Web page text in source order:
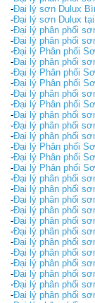
-Đại lý sơn Dulux
-Đại lý sơn Dulux tại
-Đại lý phân phối
-Đại lý phân phối
-Đại lý Phân phối
-Đại lý phân phối
-Đại lý Phân phối
-Đại lý Phân phối
-Đại lý phân phối
-Đại lý Phân phối
-Đại lý phân phối
-Đại lý phân phối
-Đại lý phân phối
-Đại lý Phân phối
-Đại lý Phân phối
-Đại lý Phân phối
-Đại lý phân phối
-Đại lý phân phối
-Đại lý phân phối
-Đại lý phân phối
-Đại lý phân phối
-Đại lý phân phối
-Đại lý phân phối
-Đại lý phân phối
-Đại lý phân phối
-Đại lý phân phối
-Đại lý phân phối
-Đại lý phân phối